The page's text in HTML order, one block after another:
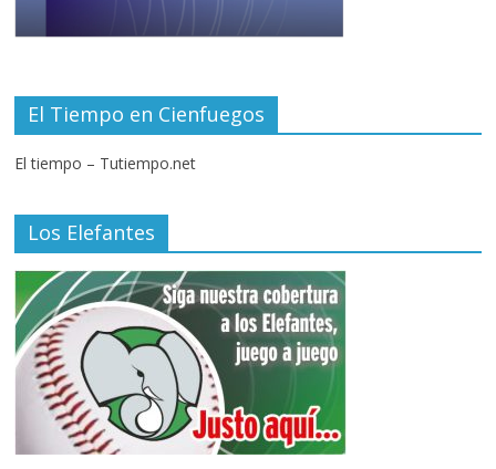
El Tiempo en Cienfuegos
El tiempo – Tutiempo.net
Los Elefantes